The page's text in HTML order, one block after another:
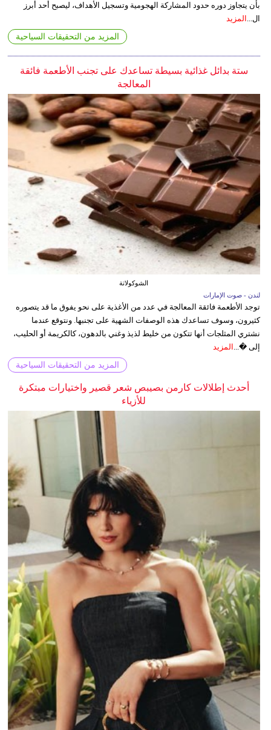
بأن يتجاوز دوره حدود المشاركة الهجومية وتسجيل الأهداف، ليصبح أحد أبرز
ال... المزيد
المزيد من التحقيقات السياحية
ستة بدائل غذائية بسيطة تساعدك على تجنب الأطعمة فائقة
المعالجة
الشوكولاتة
لندن - صوت الإمارات
توجد الأطعمة فائقة المعالجة في عدد من الأغذية على نحو يفوق ما قد يتصوره
كثيرون، وسوف تساعدك هذه الوصفات الشهية على تجنبها. ونتوقع عندما
نشتري المثلجات أنها تتكون من خليط لذيذ وغني بالدهون، كالكريمة أو الحليب،
إلى �... المزيد
المزيد من التحقيقات السياحية
أحدث إطلالات كارمن بصيبص شعر قصير واختيارات مبتكرة
للأزياء